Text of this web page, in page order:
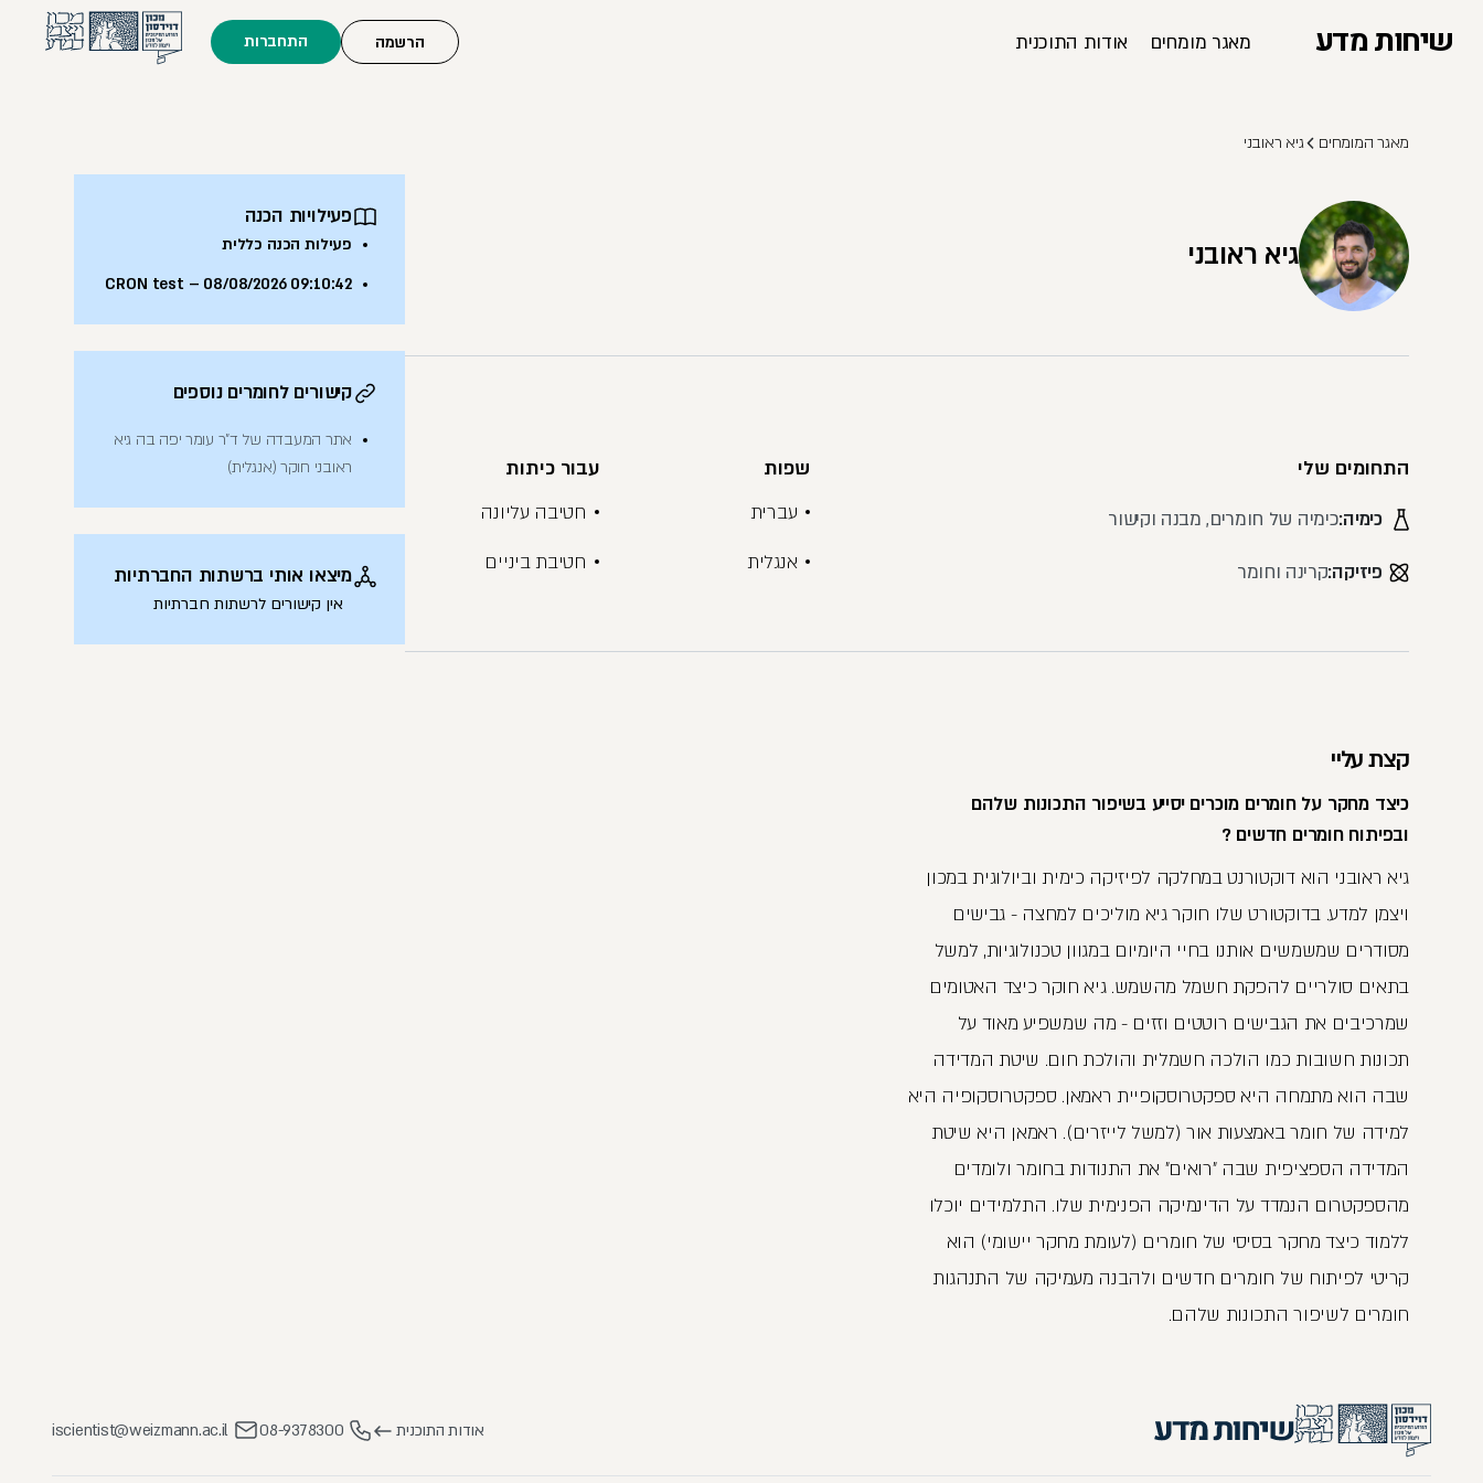
שיחות מדע מאגר מומחים אודות התוכנית הרשמה התחברות
מאגר המומחים גיא ראובני
גיא ראובני
התחומים שלי
כימיה:כימיה של חומרים, מבנה וקישור
פיזיקה:קרינה וחומר
שפות
עברית
אנגלית
עבור כיתות
חטיבה עליונה
חטיבת ביניים
קצת עליי
כיצד מחקר על חומרים מוכרים יסייע בשיפור התכונות שלהם
ובפיתוח חומרים חדשים ?
גיא ראובני הוא דוקטורנט במחלקה לפיזיקה כימית וביולוגית במכון
ויצמן למדע. בדוקטורט שלו חוקר גיא מוליכים למחצה - גבישים
מסודרים שמשמשים אותנו בחיי היומיום במגוון טכנולוגיות, למשל
בתאים סולריים להפקת חשמל מהשמש. גיא חוקר כיצד האטומים
שמרכיבים את הגבישים רוטטים וזזים - מה שמשפיע מאוד על
תכונות חשובות כמו הולכה חשמלית והולכת חום. שיטת המדידה
שבה הוא מתמחה היא ספקטרוסקופיית ראמאן. ספקטרוסקופיה היא
למידה של חומר באמצעות אור (למשל לייזרים). ראמאן היא שיטת
המדידה הספציפית שבה ״רואים״ את התנודות בחומר ולומדים
מהספקטרום הנמדד על הדינמיקה הפנימית שלו. התלמידים יוכלו
ללמוד כיצד מחקר בסיסי של חומרים (לעומת מחקר יישומי) הוא
קריטי לפיתוח של חומרים חדשים ולהבנה מעמיקה של התנהגות
חומרים לשיפור התכונות שלהם.
פעילויות הכנה
פעילות הכנה כללית
CRON test – 08/08/2026 09:10:42
קישורים לחומרים נוספים
אתר המעבדה של ד"ר עומר יפה בה גיא
ראובני חוקר (אנגלית)
מיצאו אותי ברשתות החברתיות
אין קישורים לרשתות חברתיות
אודות התוכנית 08-9378300
iscientist@weizmann.ac.il